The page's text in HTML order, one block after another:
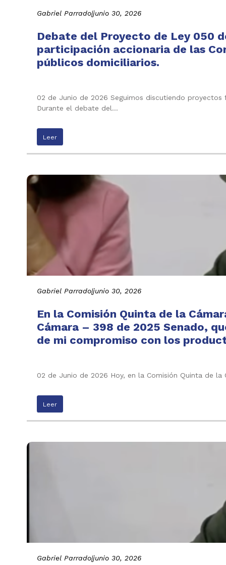
Gabriel Parrado|junio 30, 2026
Debate del Proyecto de Ley 050
participación accionaria de las
públicos domiciliarios.
02 de Junio de 2026 Seguimos discutiendo
Durante el debate del…
Leer
Gabriel Parrado|junio 30, 2026
En la Comisión Quinta de la
Cámara – 398 de 2025 Senado,
de mi compromiso con los
02 de Junio de 2026 Hoy, en la Comisión Quinta de
Leer
Gabriel Parrado|junio 30, 2026